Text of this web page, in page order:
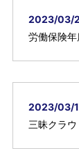
2023/03/
労働保険
2023/03/
三昧クラ